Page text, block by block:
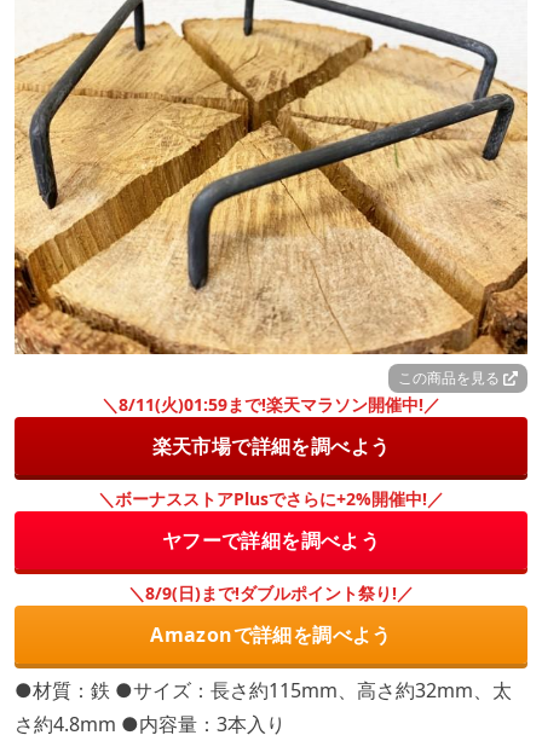
この商品を見る
＼8/11(火)01:59まで!楽天マラソン開催中!／
楽天市場で詳細を調べよう
＼ボーナスストアPlusでさらに+2%開催中!／
ヤフーで詳細を調べよう
＼8/9(日)まで!ダブルポイント祭り!／
Amazonで詳細を調べよう
●材質：鉄 ●サイズ：長さ約115mm、高さ約32mm、太
さ約4.8mm ●内容量：3本入り